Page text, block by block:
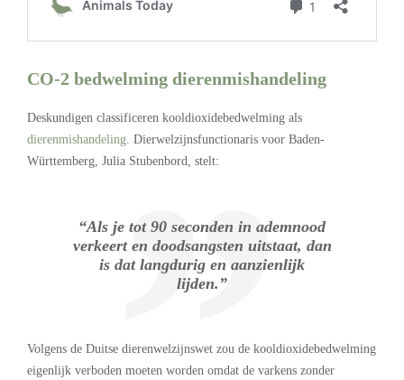
CO-2 bedwelming dierenmishandeling
Deskundigen classificeren kooldioxidebedwelming als
dierenmishandeling. Dierwelzijnsfunctionaris voor Baden-
Württemberg, Julia Stubenbord, stelt:
“Als je tot 90 seconden in ademnood
verkeert en doodsangsten uitstaat, dan
is dat langdurig en aanzienlijk
lijden.”
Volgens de Duitse dierenwelzijnswet zou de kooldioxidebedwelming
eigenlijk verboden moeten worden omdat de varkens zonder